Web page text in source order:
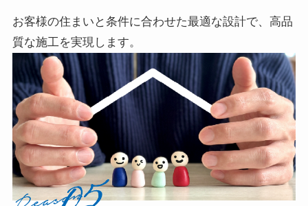
お客様の住まいと条件に合わせた最適な設計で、高品
質な施工を実現します。